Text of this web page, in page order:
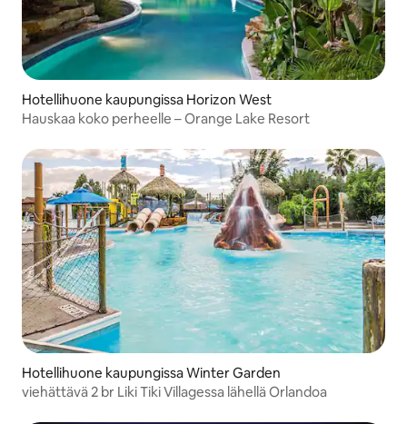
Hotellihuone kaupungissa Horizon West
Hauskaa koko perheelle – Orange Lake Resort
Hotellihuone kaupungissa Winter Garden
viehättävä 2 br Liki Tiki Villagessa lähellä Orlandoa